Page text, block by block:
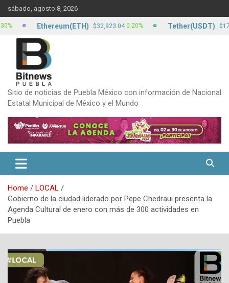
Skip
to
content
sábado, agosto 8, 2026
Sitio de noticias de Puebla México con información de Nacional
Estatal Municipal de México y el Mundo
Home
LOCAL
Gobierno de la ciudad liderado por Pepe Chedraui presenta la
Agenda Cultural de enero con más de 300 actividades en
Puebla
Ethereum(ETH) $32,923.04 0.20% Tether(USDT) $17.13